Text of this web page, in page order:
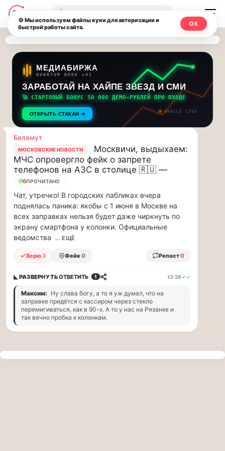
Последние
новости
и
обновления
потока:
Друзья,
приглашаем
на
музыкальную
прогулку
по
Москве
Чайковского!…
приглашаем
на
музыкальную
прогулку
по
Москве
Чайковского!
|
16:00
Петр
Ильич
Чайковский
—
из
самых
Москвичи.net
—
Главный
столичный
чат-
мессенджер,
новости
и
инсайды
Москвы
🔍
МЕДИАБИРЖА
QUANTUM NODE v41
ЗАРАБОТАЙ НА ХАЙПЕ ЗВЕЗД И СМИ
🚀 СТАРТОВЫЙ БОНУС 50 000 ДЕМО-РУБЛЕЙ ПРИ ВХОДЕ
ОТКРЫТЬ СТАКАН ➔ ORACLE LIVE
Баламут
МОСКОВСКИЕ НОВОСТИ
Москвичи, выдыхаем:
МЧС опровергло фейк о запрете
телефонов на АЗС в столице 🇷🇺 —
6ПРОЧИТАНО
Чат, утречко! В городских пабликах вчера
поднялась паника: якобы с 1 июня в Москве на
всех заправках нельзя будет даже чиркнуть по
экрану смартфона у колонки. Официальные
ведомства
... ЕЩЁ
Верю3 Фейк0 Репост0
◣ РАЗВЕРНУТЬОТВЕТИТЬ 1 13:28✓✓
Максим: Ну слава богу, а то я уж думал, что на
заправке придётся с кассиром через стекло
перемигиваться, как в 90-х. А то у нас на Рязанке и
так вечно пробка к колонкам.
🍪 Мы используем файлы куки для авторизации и
быстрой работы сайта.
ОК